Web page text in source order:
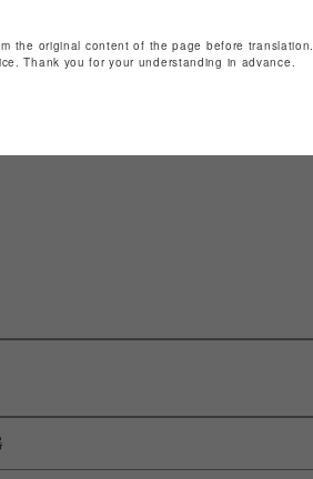
SHOP TOP
the original content of the page before translation.
Thank you for your understanding in advance.